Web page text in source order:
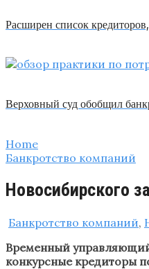
Расширен список
Верховный суд обобщил
Home
Банкротство компаний
Новосибирского
Банкротство компаний,
Временный
конкурсные кредиторы